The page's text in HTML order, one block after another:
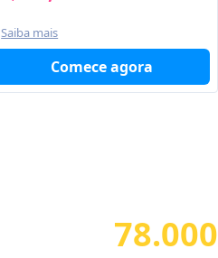
Saiba mais
Comece agora
78.000